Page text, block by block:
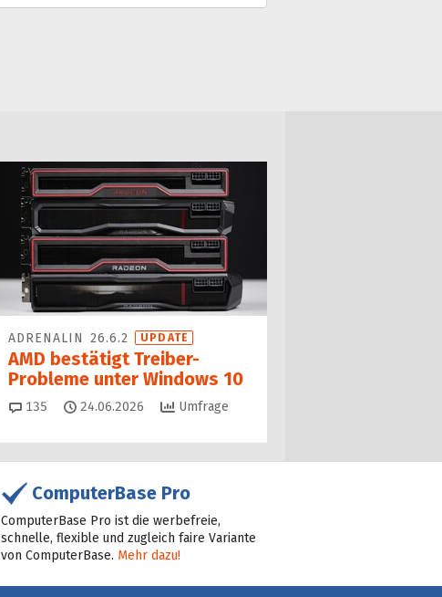
ADRENALIN 26.6.2 UPDATE
AMD bestätigt Treiber-
Probleme unter Windows 10
135 Kommentare
24.06.2026 Umfrage
ComputerBase Pro
ComputerBase Pro ist die werbefreie,
schnelle, flexible und zugleich faire Variante
von ComputerBase. Mehr dazu!